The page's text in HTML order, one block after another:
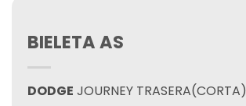
BIELETA AS
DODGE JOURNEY TRASERA(CORTA)